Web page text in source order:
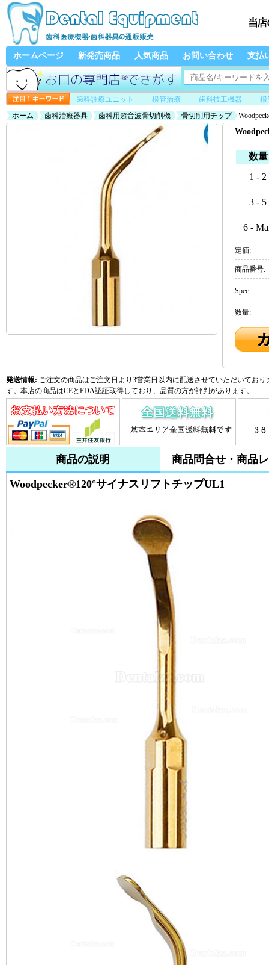
ホームページ 新発売商品 人気商品 お問い合わせ 支払
歯科診療ユニット 根管治療 歯科技工機器
根
ホーム
歯科治療器具 歯科用超音波骨切削機 骨切削用チップ
数量
1 - 2
3 - 5
6 -
定価:
商品番号:
Spec:
数量:
発送情報: ご注文の商品はご注文日より3営業日以内に配送させていただいてお
す。本店の商品はCEとFDA認証取得しており、品質の方が評判があります。
商品の説明 商品問合せ・商品
Woodpecker®120°サイナスリフトチップUL1